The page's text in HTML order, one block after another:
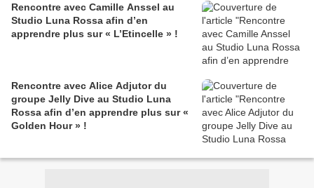
Rencontre avec Camille Anssel au
Studio Luna Rossa afin d’en
apprendre plus sur « L’Etincelle » !
Rencontre avec Alice Adjutor du
groupe Jelly Dive au Studio Luna
Rossa afin d’en apprendre plus sur «
Golden Hour » !